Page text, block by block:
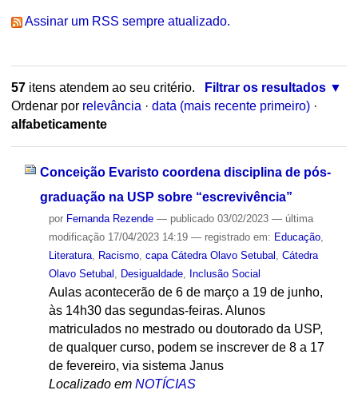
Assinar um RSS sempre atualizado.
57itens atendem ao seu critério.
Filtrar os resultados
Ordenar por relevância · data (mais recente primeiro) ·
alfabeticamente
Conceição Evaristo coordena disciplina de pós-
graduação na USP sobre “escrevivência”
por Fernanda Rezende — publicado03/02/2023 — última
modificação17/04/2023 14:19 — registrado em: Educação,
Literatura, Racismo, capa Cátedra Olavo Setubal
Cátedra
Olavo Setubal
Desigualdade, Inclusão Social
Aulas acontecerão de 6 de março a 19 de junho,
às 14h30 das segundas-feiras. Alunos
matriculados no mestrado ou doutorado da USP,
de qualquer curso, podem se inscrever de 8 a 17
de fevereiro, via sistema Janus
Localizado em NOTÍCIAS